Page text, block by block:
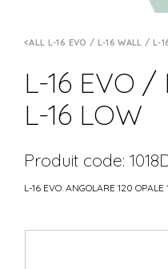
ALL L-16 EVO / L-16 WALL / L-
L-16 EVO
L-16 LOW
Produit code:
L-16 EVO: ANGOLARE 120 OPALE